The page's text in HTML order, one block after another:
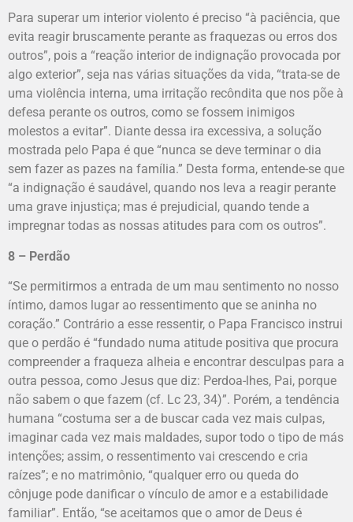
Para superar um interior violento é preciso “à paciência, que
evita reagir bruscamente perante as fraquezas ou erros dos
outros”, pois a “reação interior de indignação provocada por
algo exterior”, seja nas várias situações da vida, “trata-se de
uma violência interna, uma irritação recôndita que nos põe à
defesa perante os outros, como se fossem inimigos
molestos a evitar”. Diante dessa ira excessiva, a solução
mostrada pelo Papa é que “nunca se deve terminar o dia
sem fazer as pazes na família.” Desta forma, entende-se que
“a indignação é saudável, quando nos leva a reagir perante
uma grave injustiça; mas é prejudicial, quando tende a
impregnar todas as nossas atitudes para com os outros”.
8 – Perdão
“Se permitirmos a entrada de um mau sentimento no nosso
íntimo, damos lugar ao ressentimento que se aninha no
coração.” Contrário a esse ressentir, o Papa Francisco instrui
que o perdão é “fundado numa atitude positiva que procura
compreender a fraqueza alheia e encontrar desculpas para a
outra pessoa, como Jesus que diz: Perdoa-lhes, Pai, porque
não sabem o que fazem (cf. Lc 23, 34)”. Porém, a tendência
humana “costuma ser a de buscar cada vez mais culpas,
imaginar cada vez mais maldades, supor todo o tipo de más
intenções; assim, o ressentimento vai crescendo e cria
raízes”; e no matrimônio, “qualquer erro ou queda do
cônjuge pode danificar o vínculo de amor e a estabilidade
familiar”. Então, “se aceitamos que o amor de Deus é